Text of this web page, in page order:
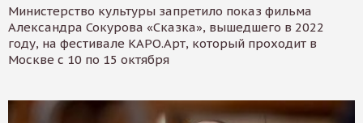
Министерство культуры запретило показ фильма
Александра Сокурова «Сказка», вышедшего в 2022
году, на фестивале КАРО.Арт, который проходит в
Москве с 10 по 15 октября